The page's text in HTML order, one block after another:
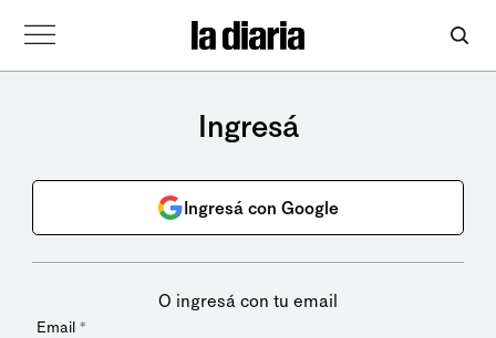
Ingresá
Ingresá con Google
O ingresá con tu email
Email *